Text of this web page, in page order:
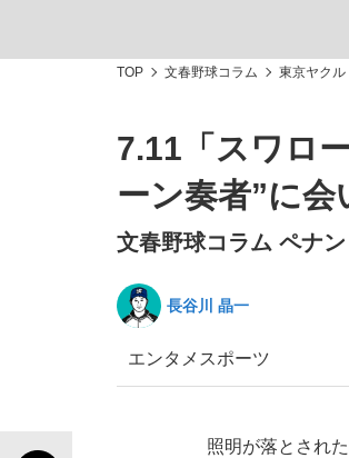
「敗因分析は一切聞
キングの誕生を、目撃
TOP 文春野球コラム 東京ヤク
7.11「スワロ
ーン奏者”に会
文春野球コラム ペナ
長谷川 晶一
エンタメ スポーツ
照明が落とされた